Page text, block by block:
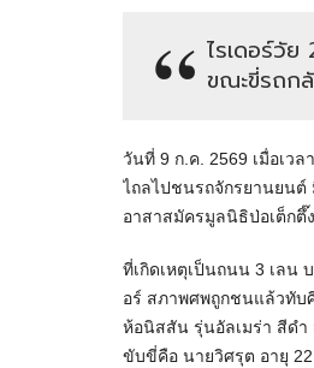
ไรเดอร์วั
ขณะขี่รถก
วันที่ 9 ก.ค. 2569 เมื่อเว
ไถลไปชนรถจักรยานยนต์
อาสาสมัครมูลนิธิป่อเต็ก
ที่เกิดเหตุเป็นถนน 3 เลน
อร์ สภาพศพถูกชนแล้วทับ
ห้อนิสสัน รุ่นอัลเมร่า สีด
ขับขี่คือ นายวิศรุต อายุ